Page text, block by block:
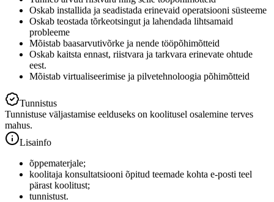
Oskab installida ja seadistada erinevaid operatsiooni süsteeme
Oskab teostada tõrkeotsingut ja lahendada lihtsamaid
probleeme
Mõistab baasarvutivõrke ja nende tööpõhimõtteid
Oskab kaitsta ennast, riistvara ja tarkvara erinevate ohtude
eest.
Mõistab virtualiseerimise ja pilvetehnoloogia põhimõtteid
Tunnistus
Tunnistuse väljastamise eelduseks on koolitusel osalemine terves
mahus.
Lisainfo
õppematerjale;
koolitaja konsultatsiooni õpitud teemade kohta e-posti teel
pärast koolitust;
tunnistust.